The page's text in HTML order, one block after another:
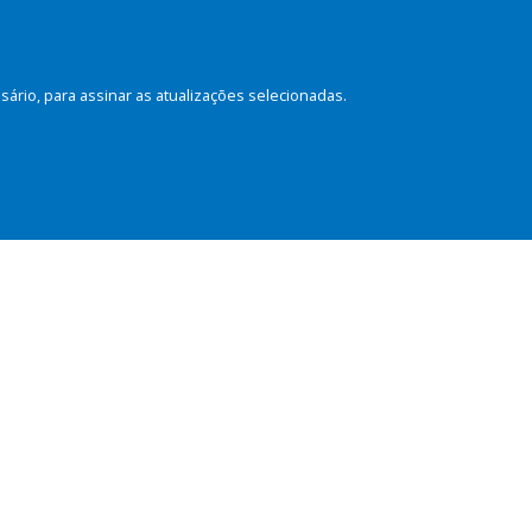
para assinar as atualizações selecionadas.